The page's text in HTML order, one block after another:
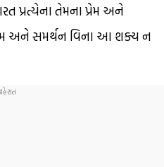
પ્રત્યેના તેમના પ્રેમ અને
અને સમર્થન વિના આ શક્ય ન